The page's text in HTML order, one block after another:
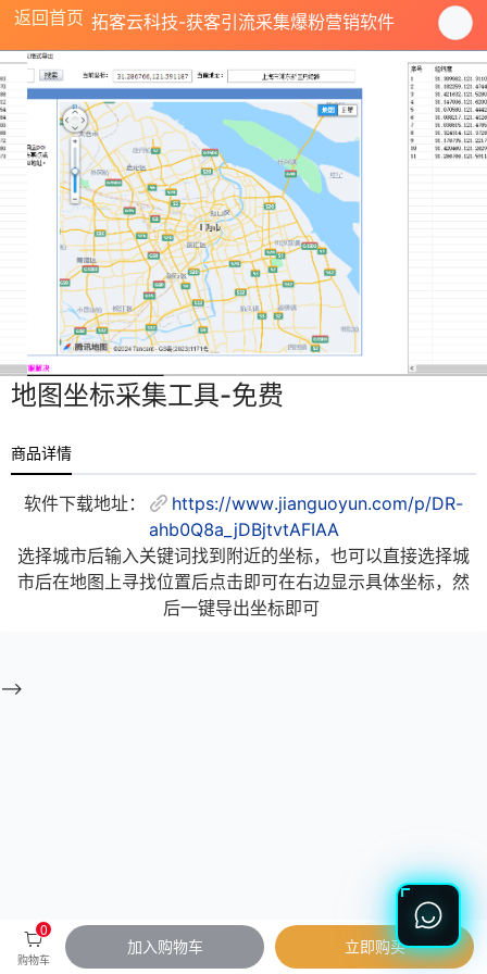
返回首页 拓客云科技-获客引流采集爆粉营销软件
地图坐标采集工具-免费
商品详情
软件下载地址：
https://www.jianguoyun.com/p/DR-
ahb0Q8a_jDBjtvtAFIAA
选择城市后输入关键词找到附近的坐标，也可以直接选择城
市后在地图上寻找位置后点击即可在右边显示具体坐标，然
后一键导出坐标即可
0
购物车
加入购物车 立即购买
-->